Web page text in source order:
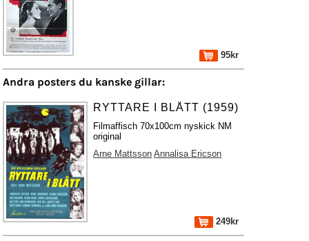
95kr
Andra posters du kanske gillar:
RYTTARE I BLÅTT (1959)
Filmaffisch 70x100cm nyskick NM
original
Arne Mattsson Annalisa Ericson
249kr